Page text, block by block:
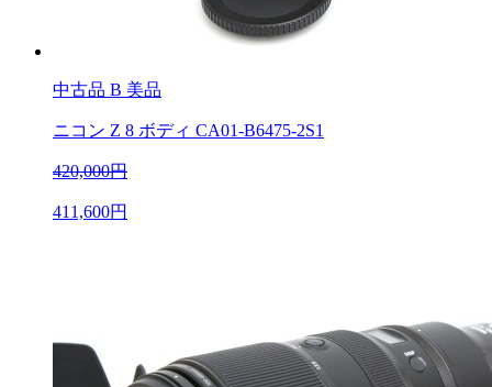
中古品 B 美品
ニコン Z 8 ボディ CA01-B6475-2S1
420,000円
411,600円